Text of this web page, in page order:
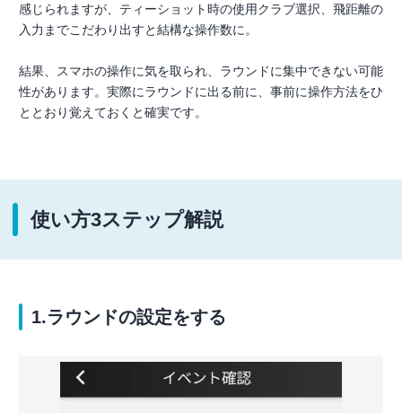
感じられますが、ティーショット時の使用クラブ選択、飛距離の
入力までこだわり出すと結構な操作数に。
結果、スマホの操作に気を取られ、ラウンドに集中できない可能
性があります。実際にラウンドに出る前に、事前に操作方法をひ
ととおり覚えておくと確実です。
使い方3ステップ解説
1.ラウンドの設定をする